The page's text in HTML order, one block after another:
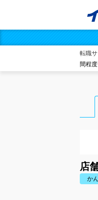
転職
間程
店
か